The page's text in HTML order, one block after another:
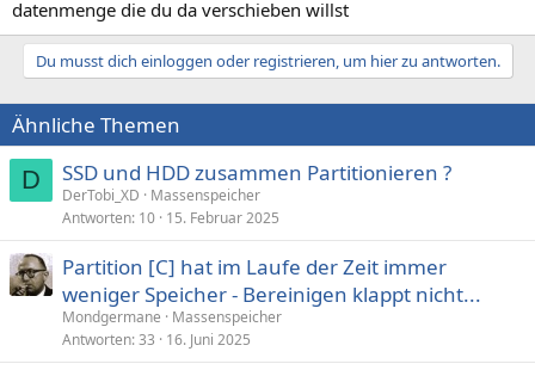
datenmenge die du da verschieben willst
Du musst dich einloggen oder registrieren, um hier zu antworten.
Ähnliche Themen
D SSD und HDD zusammen Partitionieren ?
DerTobi_XD
Massenspeicher
Antworten 10 15. Februar 2025
Partition [C] hat im Laufe der Zeit immer
weniger Speicher - Bereinigen klappt nicht...
Mondgermane
Massenspeicher
Antworten 33 16. Juni 2025